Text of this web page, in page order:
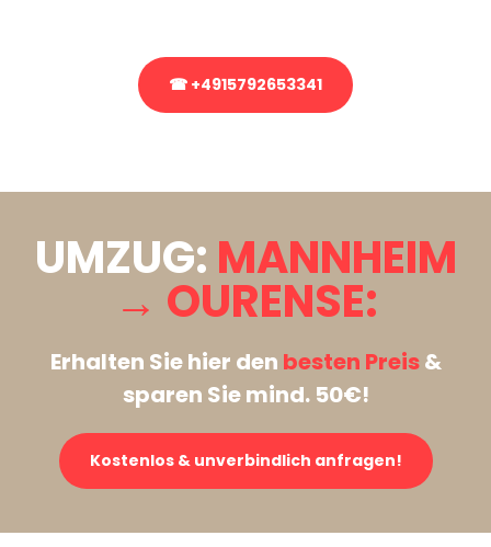
☎ +4915792653341
UMZUG: MANNHEIM
→ OURENSE:
Erhalten Sie hier den besten Preis&
sparen Sie mind. 50€!
Kostenlos & unverbindlich anfragen!